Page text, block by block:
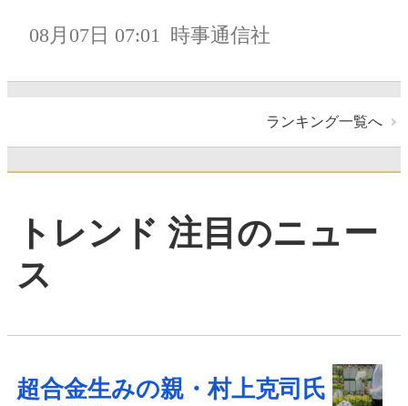
08月07日 07:01 時事通信社
ランキング一覧へ
トレンド 注目のニュー
ス
超合金生みの親・村上克司氏